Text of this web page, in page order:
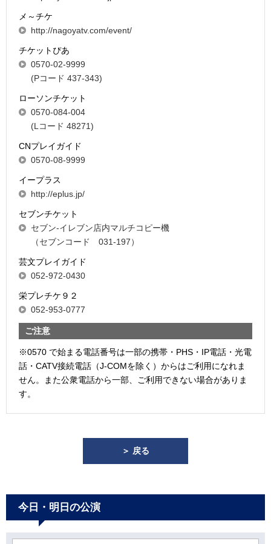
メ～チケ
http://nagoyatv.com/event/
チケットぴあ
0570-02-9999
(Pコード 437-343)
ローソンチケット
0570-084-004
(Lコード 48271)
CNプレイガイド
0570-08-9999
イープラス
http://eplus.jp/
セブンチケット
セブン-イレブン店内マルチコピー機
（セブンコード 031-197）
芸文プレイガイド
052-972-0430
栄プレチケ９２
052-953-0777
ご注意
※0570 で始まる電話番号は一部の携帯・PHS・IP電話・光電
話・CATV接続電話（J-COMを除く）からはご利用になれま
せん。また公衆電話から一部、ご利用できない場合がありま
す。
＞ 戻る
今日・明日の公演